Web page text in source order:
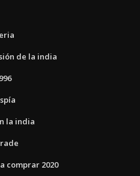
de la india
la india
comprar 2020